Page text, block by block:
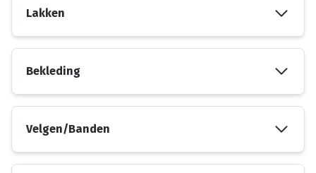
Lakken
Bekleding
Velgen/Banden